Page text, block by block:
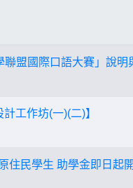
盟國際口語大賽」說
工作坊(一)(二)】
民學生 助學金即日起